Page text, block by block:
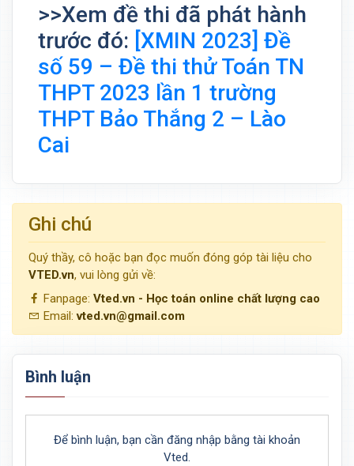
>>Xem đề thi đã phát hành
trước đó: [XMIN 2023] Đề
số 59 – Đề thi thử Toán TN
THPT 2023 lần 1 trường
THPT Bảo Thắng 2 – Lào
Cai
Ghi chú
Quý thầy, cô hoặc bạn đọc muốn đóng góp tài liệu cho
VTED.vn, vui lòng gửi về:
Fanpage: Vted.vn - Học toán online chất lượng cao
Email:vted.vn@gmail.com
Bình luận
Để bình luận, bạn cần đăng nhập bằng tài khoản
Vted.